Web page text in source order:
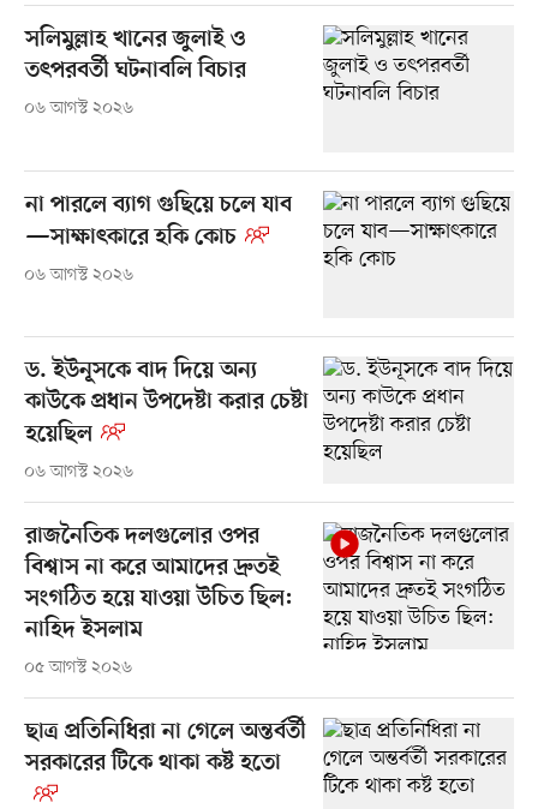
সলিমুল্লাহ খানের জুলাই ও
তৎপরবর্তী ঘটনাবলি বিচার
০৬ আগস্ট ২০২৬
না পারলে ব্যাগ গুছিয়ে চলে যাব
—সাক্ষাৎকারে হকি কোচ
০৬ আগস্ট ২০২৬
ড. ইউনূসকে বাদ দিয়ে অন্য
কাউকে প্রধান উপদেষ্টা করার চেষ্টা
হয়েছিল
০৬ আগস্ট ২০২৬
রাজনৈতিক দলগুলোর ওপর
বিশ্বাস না করে আমাদের দ্রুতই
সংগঠিত হয়ে যাওয়া উচিত ছিল:
নাহিদ ইসলাম
০৫ আগস্ট ২০২৬
ছাত্র প্রতিনিধিরা না গেলে অন্তর্বর্তী
সরকারের টিকে থাকা কষ্ট হতো